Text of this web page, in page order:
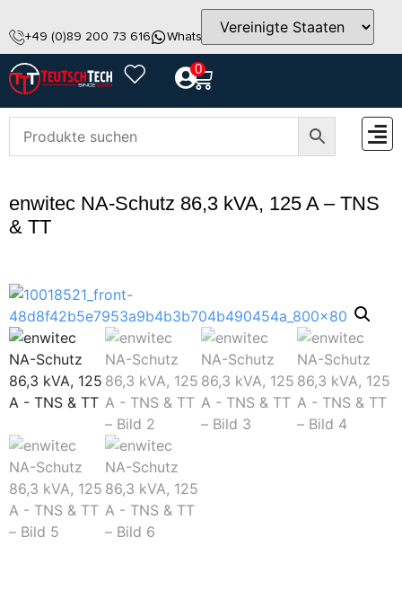
+49 (0)89 200 73 616 WhatsApp info@teutschtech.com
0
enwitec NA-Schutz 86,3 kVA, 125 A – TNS
& TT